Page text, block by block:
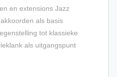
en extensions Jazz
als basis
tot klassieke
als uitgangspunt